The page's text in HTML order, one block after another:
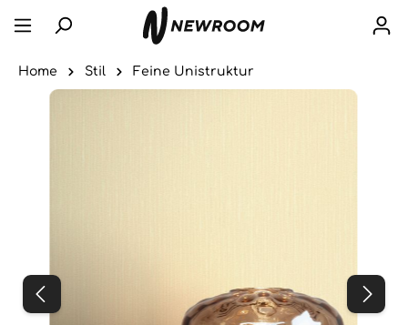
Home Stil Feine Unistruktur